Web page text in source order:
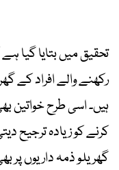
تحقیق میں بتایا گیا
رکھنے والے افراد کے
ہیں۔ اسی طرح خواتین
کرنے کو زیادہ ترجیح
گھریلو ذمہ داریوں پر